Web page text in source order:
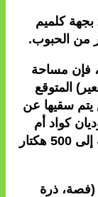
يتميز انطلاق الموسم الفلاحي 2023-2024 بجهة كلميم
فإن مساحة
المتوقع
يتم سقيها عن
كواد أم
العشار وواد الصياد بإقليم كلميم)، بالإضافة إلى 500 هكتار
(فصة، ذرة